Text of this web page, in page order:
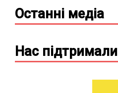
Останні медіа
Нас підтримали